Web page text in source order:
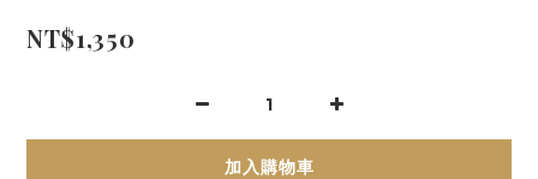
NT$1,350
加入購物車